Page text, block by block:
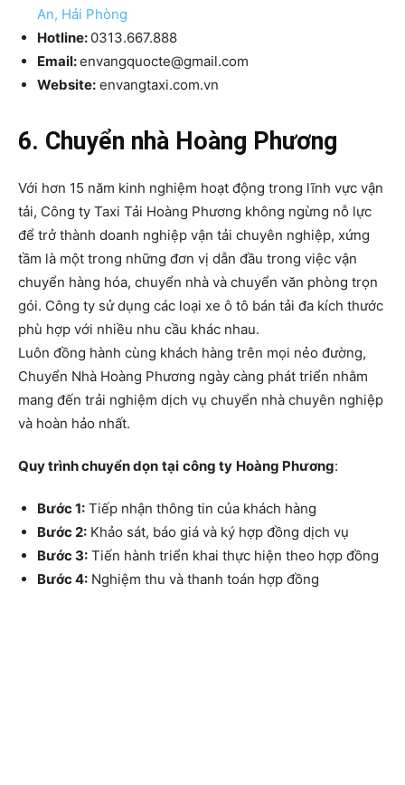
An, Hải Phòng
Hotline: 0313.667.888
Email:envangquocte@gmail.com
Website: envangtaxi.com.vn
6. Chuyển nhà Hoàng Phương
Với hơn 15 năm kinh nghiệm hoạt động trong lĩnh vực vận
tải, Công ty Taxi Tải Hoàng Phương không ngừng nỗ lực
để trở thành doanh nghiệp vận tải chuyên nghiệp, xứng
tầm là một trong những đơn vị dẫn đầu trong việc vận
chuyển hàng hóa, chuyển nhà và chuyển văn phòng trọn
gói. Công ty sử dụng các loại xe ô tô bán tải đa kích thước
phù hợp với nhiều nhu cầu khác nhau.
Luôn đồng hành cùng khách hàng trên mọi nẻo đường,
Chuyển Nhà Hoàng Phương ngày càng phát triển nhằm
mang đến trải nghiệm dịch vụ chuyển nhà chuyên nghiệp
và hoàn hảo nhất.
Quy trình chuyển dọn tại công ty Hoàng Phương:
Bước 1: Tiếp nhận thông tin của khách hàng
Bước 2: Khảo sát, báo giá và ký hợp đồng dịch vụ
Bước 3: Tiến hành triển khai thực hiện theo hợp đồng
Bước 4: Nghiệm thu và thanh toán hợp đồng